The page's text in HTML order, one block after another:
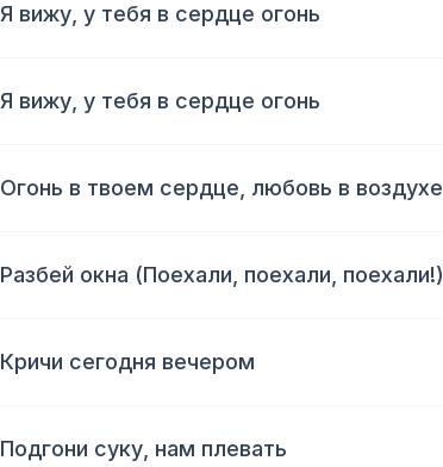
Я вижу, у тебя в сердце огонь
Я вижу, у тебя в сердце огонь
Огонь в твоем сердце, любовь в воздухе
Разбей окна (Поехали, поехали, поехали!)
Кричи сегодня вечером
Подгони суку, нам плевать